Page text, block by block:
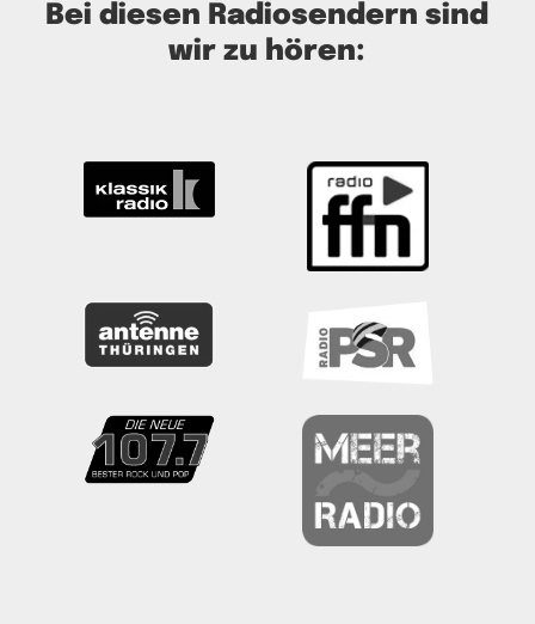
Bei diesen Radiosendern sind
wir zu hören: